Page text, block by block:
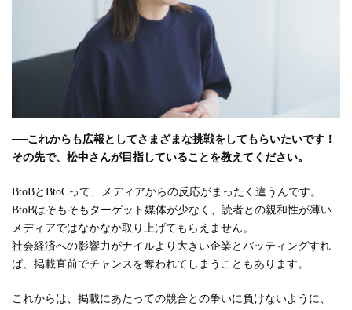
──これからも広報としてさまざまな挑戦をしてもらいたいです！
その先で、松中さんが目指していることを教えてください。
BtoBとBtoCって、メディアからの反応がまったく違うんです。
BtoBはそもそもターゲット媒体が少なく、読者との親和性が薄い
メディアではなかなか取り上げてもらえません。
社会経済への影響力がナイルより大きい企業とバッティングすれ
ば、掲載直前でチャンスを奪われてしまうこともあります。
これからは、掲載にあたっての競合との争いに負けないように、